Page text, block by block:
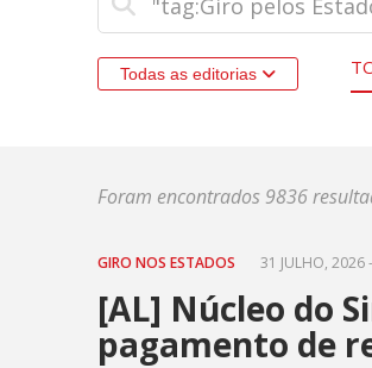
Todas as editorias
Foram encontrados 9836
GIRO NOS ESTADOS 31 JULHO, 2026
[AL] Núcleo do
pagamento de